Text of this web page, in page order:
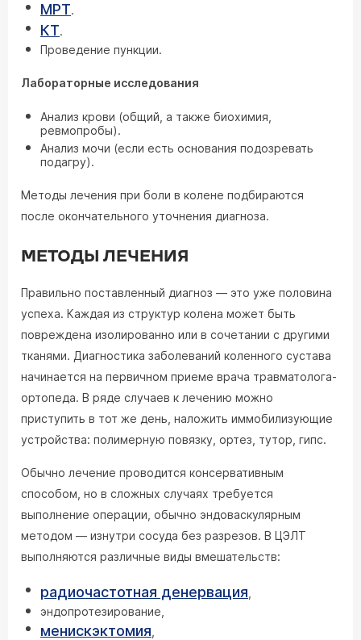
МРТ.
КТ.
Проведение пункции.
Лабораторные исследования
Анализ крови (общий, а также биохимия,
ревмопробы).
Анализ мочи (если есть основания подозревать
подагру).
Методы лечения при боли в колене подбираются
после окончательного уточнения диагноза.
МЕТОДЫ ЛЕЧЕНИЯ
Правильно поставленный диагноз — это уже половина
успеха. Каждая из структур колена может быть
повреждена изолированно или в сочетании с другими
тканями. Диагностика заболеваний коленного сустава
начинается на первичном приеме врача травматолога-
ортопеда. В ряде случаев к лечению можно
приступить в тот же день, наложить иммобилизующие
устройства: полимерную повязку, ортез, тутор, гипс.
Обычно лечение проводится консервативным
способом, но в сложных случаях требуется
выполнение операции, обычно эндоваскулярным
методом — изнутри сосуда без разрезов. В ЦЭЛТ
выполняются различные виды вмешательств:
радиочастотная денервация
эндопротезирование,
менискэктомия